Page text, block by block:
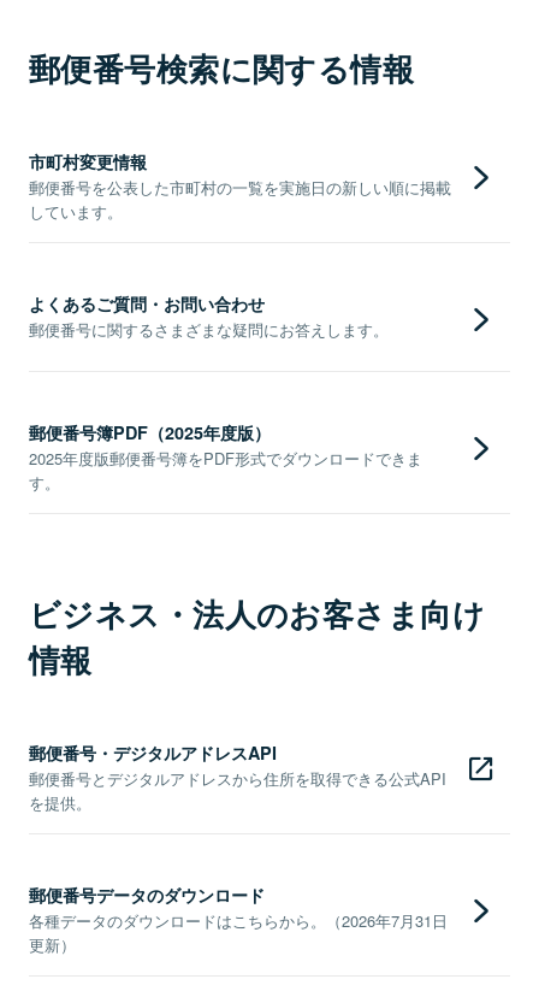
郵便番号検索に関する情報
市町村変更情報
郵便番号を公表した市町村の一覧を実施日の新しい順に掲載
しています。
よくあるご質問・お問い合わせ
郵便番号に関するさまざまな疑問にお答えします。
郵便番号簿PDF（2025年度版）
2025年度版郵便番号簿をPDF形式でダウンロードできま
す。
ビジネス・法人のお客さま向け
情報
郵便番号・デジタルアドレスAPI
郵便番号とデジタルアドレスから住所を取得できる公式API
を提供。
郵便番号データのダウンロード
各種データのダウンロードはこちらから。（2026年7月31日
更新）